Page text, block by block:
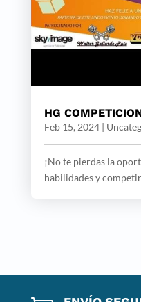
HG
Feb 15, 2024|
¡No te pierdas la
habilidades y